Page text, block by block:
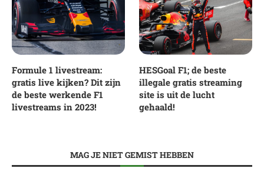
Formule 1 livestream:
gratis live kijken? Dit zijn
de beste werkende F1
livestreams in 2023!
HESGoal F1; de beste
illegale gratis streaming
site is uit de lucht
gehaald!
MAG JE NIET GEMIST HEBBEN